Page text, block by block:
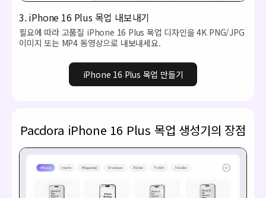
3. iPhone 16 Plus 목업 내보내기
필요에 따라 고품질 iPhone 16 Plus 목업 디자인을 4K PNG/JPG
이미지 또는 MP4 동영상으로 내보내세요.
iPhone 16 Plus 목업 만들기
Pacdora iPhone 16 Plus 목업 생성기의 장점